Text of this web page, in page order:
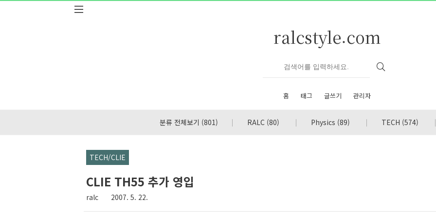
본문 바로가기
ralcstyle.com
홈 태그 글쓰기 관리자
분류 전체보기 (801) RALC (80) Physics (89) TECH (574)
TECH/CLIE
CLIE TH55 추가 영입
ralc 2007. 5. 22.